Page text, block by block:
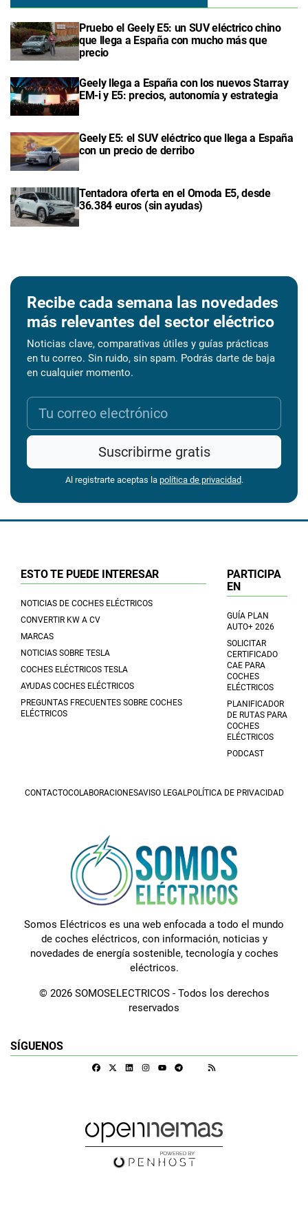
Pruebo el Geely E5: un SUV eléctrico chino
que llega a España con mucho más que
precio
Geely llega a España con los nuevos Starray
EM-i y E5: precios, autonomía y estrategia
Geely E5: el SUV eléctrico que llega a España
con un precio de derribo
Tentadora oferta en el Omoda E5, desde
36.384 euros (sin ayudas)
Recibe cada semana las novedades
más relevantes del sector eléctrico
Noticias clave, comparativas útiles y guías prácticas
en tu correo. Sin ruido, sin spam. Podrás darte de baja
en cualquier momento.
Suscribirme gratis
Al registrarte aceptas la política de privacidad.
ESTO TE PUEDE INTERESAR
NOTICIAS DE COCHES ELÉCTRICOS
CONVERTIR KW A CV
MARCAS
NOTICIAS SOBRE TESLA
COCHES ELÉCTRICOS TESLA
AYUDAS COCHES ELÉCTRICOS
PREGUNTAS FRECUENTES SOBRE COCHES
ELÉCTRICOS
PARTICIPA
EN
GUÍA PLAN
AUTO+ 2026
SOLICITAR
CERTIFICADO
CAE PARA
COCHES
ELÉCTRICOS
PLANIFICADOR
DE RUTAS PARA
COCHES
ELÉCTRICOS
PODCAST
CONTACTOCOLABORACIONESAVISO LEGAL POLÍTICA DE PRIVACIDAD
Somos Eléctricos es una web enfocada a todo el mundo
de coches eléctricos, con información, noticias y
novedades de energía sostenible, tecnología y coches
eléctricos.
© 2026 SOMOSELECTRICOS - Todos los derechos
reservados
SÍGUENOS
FacebookLinkedinInstagramTelegram
Google Discover